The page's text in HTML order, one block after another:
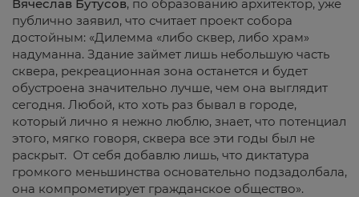
Вячеслав Бутусов, по образованию архитектор, уже
публично заявил, что считает проект собора
достойным: «Дилемма «либо сквер, либо храм»
надуманна. Здание займет лишь небольшую часть
сквера, рекреационная зона останется и будет
обустроена значительно лучше, чем она выглядит
сегодня. Любой, кто хоть раз бывал в городе,
который лично я нежно люблю, знает, что потенциал
этого, мягко говоря, сквера все эти годы был не
раскрыт. От себя добавлю лишь, что диктатура
громкого меньшинства основательно подзадолбала,
она компрометирует гражданское общество».